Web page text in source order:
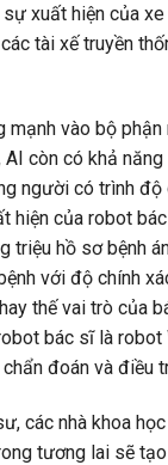
xuất hiện của
tài xế truyền
mạnh vào bộ
còn có khả
người có trình độ
hiện của robot
triệu hồ sơ bệnh
với độ chính
thế vai trò của
bác sĩ là robot
đoán và điều
các nhà khoa
tương lai sẽ